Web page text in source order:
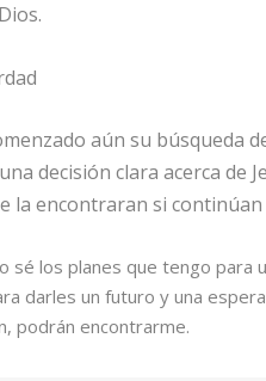
aún su búsqueda
decisión clara acerca de
la encontraran si
sé los planes que tengo
darles un futuro y una
podrán encontrarme.